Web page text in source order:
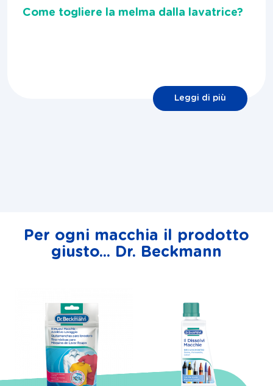
Come togliere la melma dalla lavatrice?
Leggi di più
Per ogni macchia il prodotto
giusto... Dr. Beckmann